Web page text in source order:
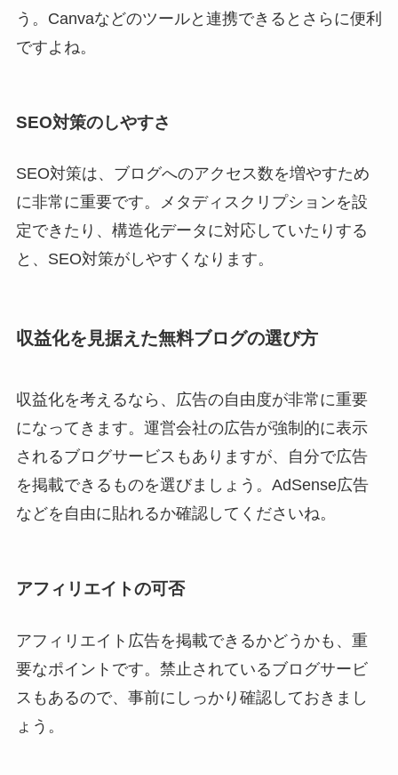
う。Canvaなどのツールと連携できるとさらに便利
ですよね。
SEO対策のしやすさ
SEO対策は、ブログへのアクセス数を増やすため
に非常に重要です。メタディスクリプションを設
定できたり、構造化データに対応していたりする
と、SEO対策がしやすくなります。
収益化を見据えた無料ブログの選び方
収益化を考えるなら、広告の自由度が非常に重要
になってきます。運営会社の広告が強制的に表示
されるブログサービスもありますが、自分で広告
を掲載できるものを選びましょう。AdSense広告
などを自由に貼れるか確認してくださいね。
アフィリエイトの可否
アフィリエイト広告を掲載できるかどうかも、重
要なポイントです。禁止されているブログサービ
スもあるので、事前にしっかり確認しておきまし
ょう。